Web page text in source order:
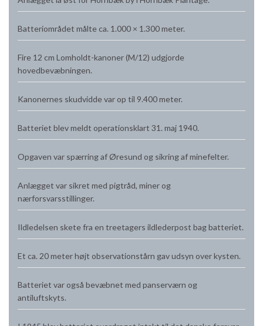
Batteriområdet målte ca. 1.000 × 1.300 meter.
Fire 12 cm Lomholdt-kanoner (M/12) udgjorde
hovedbevæbningen.
Kanonernes skudvidde var op til 9.400 meter.
Batteriet blev meldt operationsklart 31. maj 1940.
Opgaven var spærring af Øresund og sikring af minefelter.
Anlægget var sikret med pigtråd, miner og
nærforsvarsstillinger.
Ildledelsen skete fra en treetagers ildlederpost bag batteriet.
Et ca. 20 meter højt observationstårn gav udsyn over kysten.
Batteriet var også bevæbnet med panserværn og
antiluftskyts.